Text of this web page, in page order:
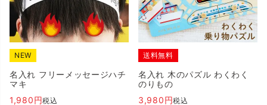
NEW
名入れ フリーメッセージハチ
マキ
1,980
税込
送料無料
名入れ 木のパズル わくわく
のりもの
3,980
税込